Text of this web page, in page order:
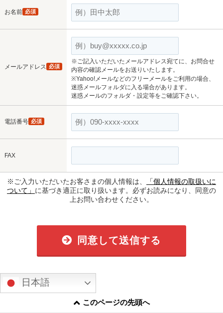
お名前 必須
メールアドレス 必須
※ご記入いただいたメールアドレス宛てに、お問合せ
内容の確認メールをお送りいたします。
※Yahoo!メールなどのフリーメールをご利用の場合、
迷惑メールフォルダに入る場合があります。
迷惑メールのフォルダ・設定等をご確認下さい。
電話番号 必須
FAX
※ご入力いただいたお客さまの個人情報は、
「個人情報の取扱いに
ついて」 に基づき適正に取り扱います。必ずお読みになり、同意の
上お問い合わせください。
同意して送信する
日本語
このページの先頭へ